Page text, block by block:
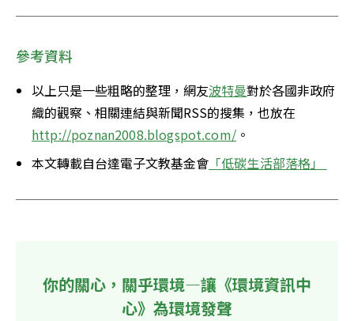
參考資料
以上只是一些粗略的整理，網友波特曼對於各國非政府
織的觀察、相關連結與新聞RSS的搜集，也放在
http://poznan2008.blogspot.com/。
本文轉載自台達電子文教基金會 「低碳生活部落格」
你的關心，關乎環境—讓《環境資訊中
心》為環境發聲